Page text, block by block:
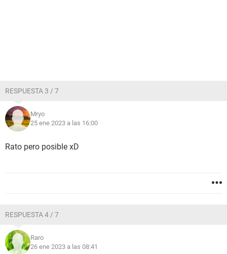
RESPUESTA 3 / 7
Mryo
25 ene 2023 a las 16:00
Rato pero posible xD
RESPUESTA 4 / 7
Raro
26 ene 2023 a las 08:41